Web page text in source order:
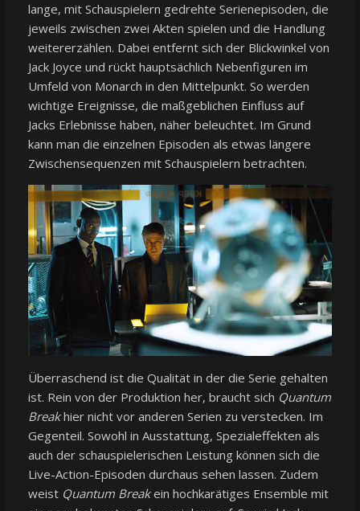
lange, mit Schauspielern gedrehte Serienepisoden, die
jeweils zwischen zwei Akten spielen und die Handlung
weitererzählen. Dabei entfernt sich der Blickwinkel von
Jack Joyce und rückt hauptsächlich Nebenfiguren im
Umfeld von Monarch in den Mittelpunkt. So werden
wichtige Ereignisse, die maßgeblichen Einfluss auf
Jacks Erlebnisse haben, näher beleuchtet. Im Grund
kann man die einzelnen Episoden als etwas längere
Zwischensequenzen mit Schauspielern betrachten.
Überraschend ist die Qualität in der die Serie gehalten
ist. Rein von der Produktion her, braucht sich Quantum
Breakhier nicht vor anderen Serien zu verstecken. Im
Gegenteil. Sowohl in Ausstattung, Spezialeffekten als
auch der schauspielerischen Leistung können sich die
Live-Action-Episoden durchaus sehen lassen. Zudem
weist Quantum Breakein hochkarätiges Ensemble mit